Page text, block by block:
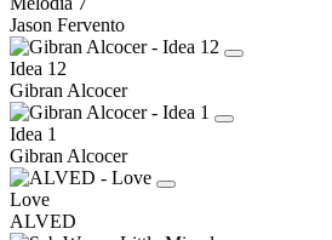
Jason Fervento
Idea 12
Gibran Alcocer
Idea 1
Gibran Alcocer
Love
ALVED